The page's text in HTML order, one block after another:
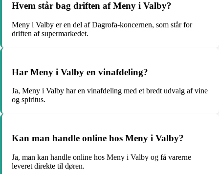
Hvem står bag driften af Meny i Valby?
Meny i Valby er en del af Dagrofa-koncernen, som står for
driften af supermarkedet.
Har Meny i Valby en vinafdeling?
Ja, Meny i Valby har en vinafdeling med et bredt udvalg af vine
og spiritus.
Kan man handle online hos Meny i Valby?
Ja, man kan handle online hos Meny i Valby og få varerne
leveret direkte til døren.